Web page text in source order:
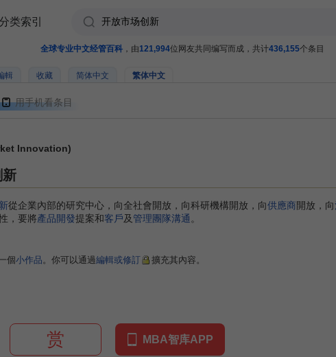
全球专业中文经管百科 ，由121,994位网友共同编写而成，共计436,155个条目
輯 收藏 简体中文 繁体中文
用手机看条目
Innovation)
新
從企業內部的研究中心，向全社會開放，向科研機構開放，向供應商開放，向
，要將產品開發提案和客戶及 管理團隊溝通。
個小作品。你可以通過編輯或修訂 擴充其內容。
赏 MBA智库APP
类索引